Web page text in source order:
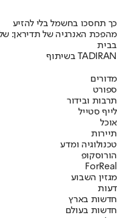
כך תחסכו בחשמל בלי להזיע
מהפכת האנרגיה של תדיראן:
בבית
בשיתוף TADIRAN
מדורים
ספורט
תרבות ובידור
לייף סטייל
אוכל
תיירות
טכנולוגיה ומדע
הורוסקופ
ForReal
מגזין השבוע
דעות
חדשות בארץ
חדשות בעולם